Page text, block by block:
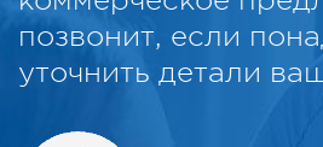
позвонит, если
уточнить детали